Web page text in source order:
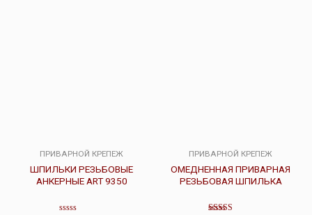
ПРИВАРНОЙ КРЕПЕЖ
ШПИЛЬКИ РЕЗЬБОВЫЕ
АНКЕРНЫЕ ART 9350
ПРИВАРНОЙ КРЕПЕЖ
ОМЕДНЕННАЯ ПРИВАРНАЯ
РЕЗЬБОВАЯ ШПИЛЬКА